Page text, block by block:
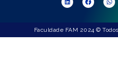
Faculdade FAM 2024 ©